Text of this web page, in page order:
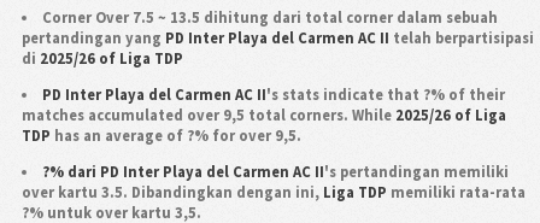
Corner Over 7.5 ~ 13.5 dihitung dari total corner dalam sebuah
pertandingan yang PD Inter Playa del Carmen AC II telah berpartisipasi
di 2025/26 of Liga TDP
PD Inter Playa del Carmen AC II's stats indicate that ?% of their
matches accumulated over 9,5 total corners. While 2025/26 of Liga
TDP has an average of ?% for over 9,5.
?% dari PD Inter Playa del Carmen AC II's pertandingan memiliki
over kartu 3.5. Dibandingkan dengan ini, Liga TDP memiliki rata-rata
?% untuk over kartu 3,5.